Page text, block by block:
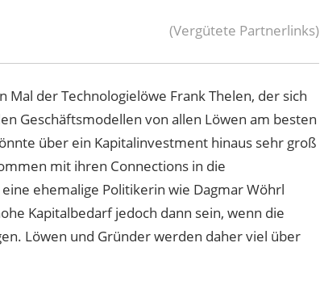
(Vergütete Partnerlinks)
der Technologielöwe Frank Thelen, der sich
Geschäftsmodellen von allen Löwen am besten
über ein Kapitalinvestment hinaus sehr groß
mit ihren Connections in die
ehemalige Politikerin wie Dagmar Wöhrl
Kapitalbedarf jedoch dann sein, wenn die
Löwen und Gründer werden daher viel über